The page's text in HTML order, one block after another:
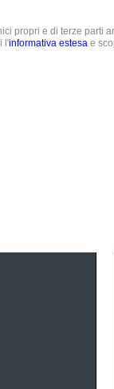
propri e di terze parti
l'informativa estesa e